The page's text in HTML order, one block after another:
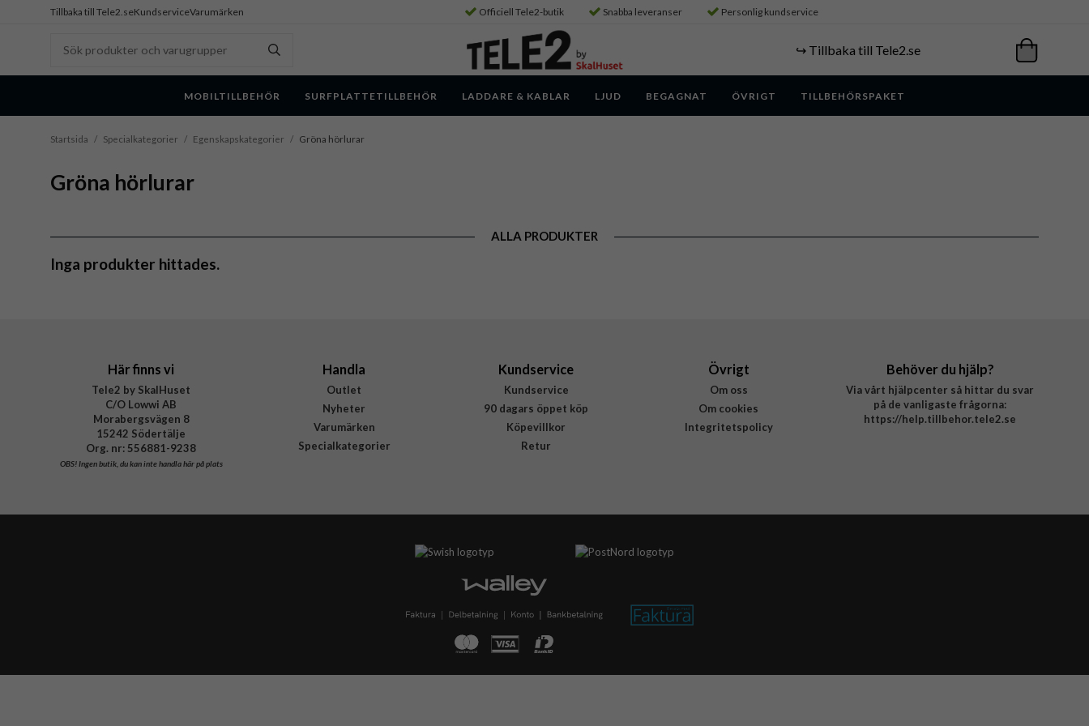
Tillbaka till Tele2.seKundserviceVarumärken Officiell Tele2-butik Snabba leveranser Personlig kundservice
↪️ Tillbaka till Tele2.se
MOBILTILLBEHÖR SURFPLATTETILLBEHÖR LADDARE & KABLAR LJUD BEGAGNAT ÖVRIGT TILLBEHÖRSPAKET
Startsida / Specialkategorier / Egenskapskategorier / Gröna hörlurar
Gröna hörlurar
ALLA PRODUKTER
Inga produkter hittades.
Här finns vi
Tele2 by SkalHuset
C/O Lowwi AB
Morabergsvägen 8
15242 Södertälje
Org. nr: 556881-9238
OBS!Ingen butik, du kan inte handla här på plats
Handla
Outlet
Nyheter
Varumärken
Specialkategorier
Kundservice
Kundservice
90 dagars öppet köp
Köpevillkor
Retur
Övrigt
Om oss
Om cookies
Integritetspolicy
Behöver du hjälp?
Via vårt hjälpcenter så hittar du svar
på de vanligaste frågorna:
https://help.tillbehor.tele2.se